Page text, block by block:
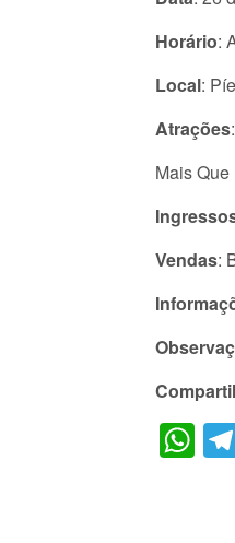
Horário:
Local:
Atrações
Mais Que
Vendas: